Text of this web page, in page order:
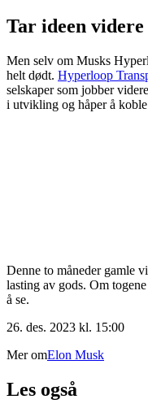
Tar ideen videre
Men selv om Musks
helt dødt. Hyperloop
selskaper som jobber
i utvikling og håper å
Denne to måneder gamle
lasting av gods. Om
å se.
26. des. 2023 kl. 15:00
Mer omElon Musk
Les også